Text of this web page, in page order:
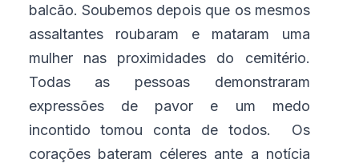
balcão. Soubemos depois que os mesmos
assaltantes roubaram e mataram uma
mulher nas proximidades do cemitério.
Todas as pessoas demonstraram
expressões de pavor e um medo
incontido tomou conta de todos. Os
corações bateram céleres ante a notícia